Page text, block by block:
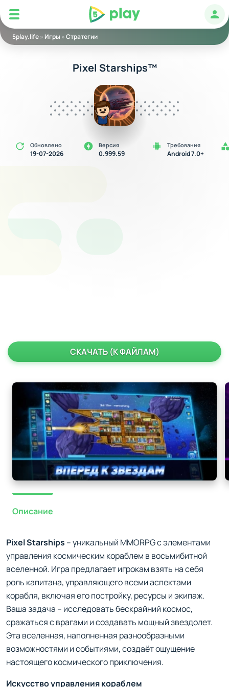
5play
5play.life» Игры »Стратегии
Pixel Starships™
Обновлено
19-07-2026
Версия
0.999.59
Требования
Android 7.0+
СКАЧАТЬ (К ФАЙЛАМ)
Описание
Pixel Starships – уникальный MMORPG с элементами
управления космическим кораблем в восьмибитной
вселенной. Игра предлагает игрокам взять на себя
роль капитана, управляющего всеми аспектами
корабля, включая его постройку, ресурсы и экипаж.
Ваша задача – исследовать бескрайний космос,
сражаться с врагами и создавать мощный звездолет.
Эта вселенная, наполненная разнообразными
возможностями и событиями, создаёт ощущение
настоящего космического приключения.
Искусство управления кораблем